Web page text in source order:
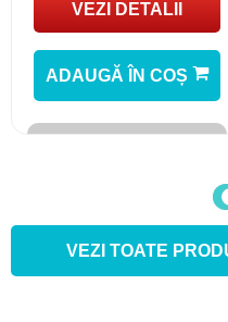
VEZI DETALII
ADAUGĂ ÎN COȘ
VEZI TOATE